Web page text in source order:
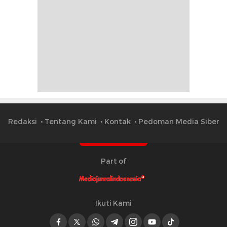
Redaksi Tentang Kami Kontak Pedoman Media Siber
Part of
Ikuti Kami